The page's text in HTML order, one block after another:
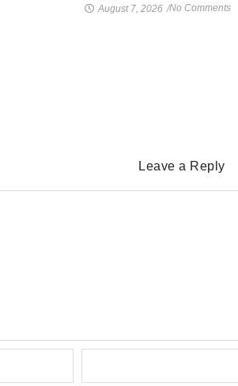
August 7, 2026 /No Comments
Leave a Reply